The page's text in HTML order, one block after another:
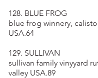
128. BLUE FROG
blue frog winnery,
USA.64
129. SULLIVAN
sullivan family vinyyard
valley USA.89